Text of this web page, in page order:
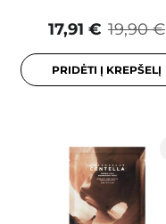
19,90 €
17,91 €
PRIDĖTI Į KREPŠELĮ